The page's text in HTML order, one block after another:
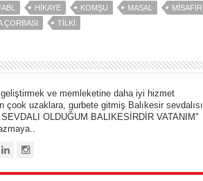
HIKAYE KOMŞU MASAL
MISAFIR
ÇORBASI TILKI
geliştirmek ve memleketine daha iyi hizmet
çook uzaklara, gurbete gitmiş Balıkesir sevdalısı
OLDUĞUM BALIKESİRDİR VATANIM"